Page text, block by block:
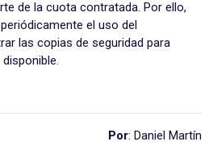
de la cuota contratada. Por ello,
el uso del
las copias de seguridad para
Por: Daniel Martín